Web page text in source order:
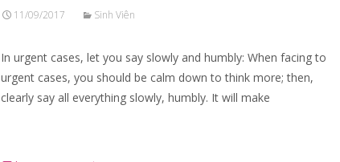
11/09/2017 Sinh Viên
In urgent cases, let you say slowly and humbly: When facing to
urgent cases, you should be calm down to think more; then,
clearly say all everything slowly, humbly. It will make